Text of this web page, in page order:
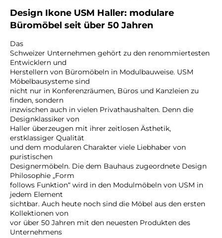
Design Ikone USM Haller: modulare
Büromöbel seit über 50 Jahren
Das
Schweizer Unternehmen gehört zu den renommiertesten
Entwicklern und
Herstellern von Büromöbeln in Modulbauweise. USM
Möbelbausysteme sind
nicht nur in Konferenzräumen, Büros und Kanzleien zu
finden, sondern
inzwischen auch in vielen Privathaushalten. Denn die
Designklassiker von
Haller überzeugen mit ihrer zeitlosen Ästhetik,
erstklassiger Qualität
und dem modularen Charakter viele Liebhaber von
puristischen
Designermöbeln. Die dem Bauhaus zugeordnete Design
Philosophie „Form
follows Funktion“ wird in den Modulmöbeln von USM in
jedem Element
sichtbar. Auch heute noch sind die Möbel aus den ersten
Kollektionen von
vor über 50 Jahren mit den neuesten Produkten des
Unternehmens